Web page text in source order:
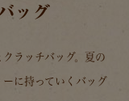
ッグ
ラッチバッグ。夏の
に持っていくバッグ